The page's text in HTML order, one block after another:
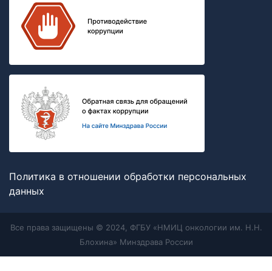
Политика в отношении обработки персональных
данных
Все права защищены © 2024, ФГБУ «НМИЦ онкологии им. Н.Н.
Блохина» Минздрава России